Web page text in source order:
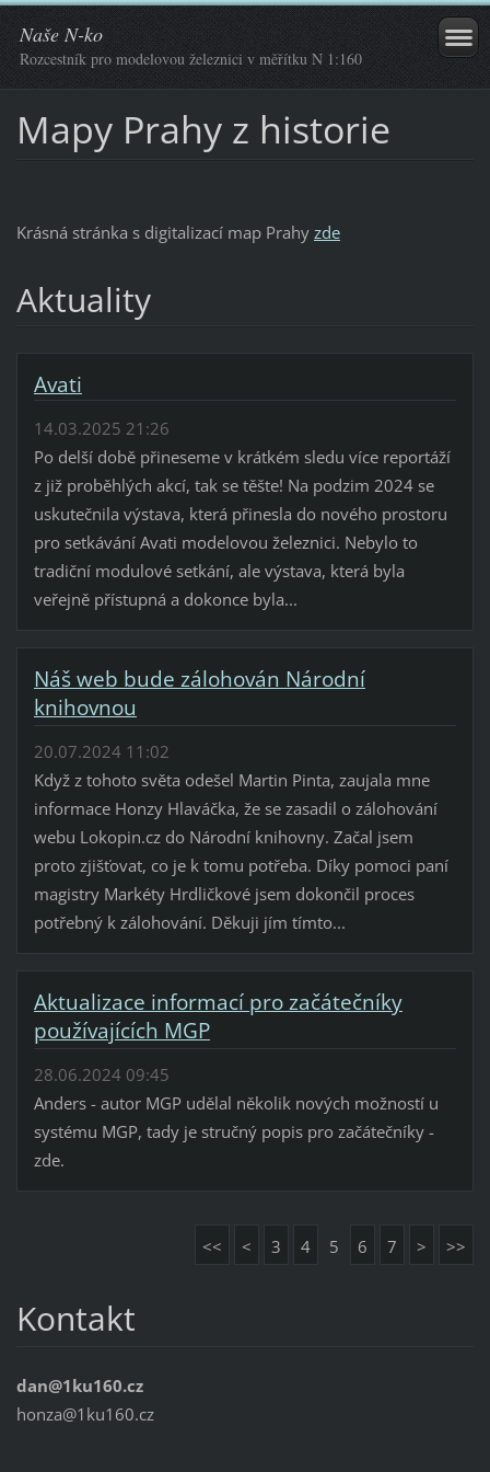
Naše N-ko
Rozcestník pro modelovou železnici v měřítku N 1:160
Mapy Prahy z historie
Krásná stránka s digitalizací map Prahy zde
Aktuality
Avati
14.03.2025 21:26
Po delší době přineseme v krátkém sledu více reportáží
z již proběhlých akcí, tak se těšte! Na podzim 2024 se
uskutečnila výstava, která přinesla do nového prostoru
pro setkávání Avati modelovou železnici. Nebylo to
tradiční modulové setkání, ale výstava, která byla
veřejně přístupná a dokonce byla...
Náš web bude zálohován Národní
knihovnou
20.07.2024 11:02
Když z tohoto světa odešel Martin Pinta, zaujala mne
informace Honzy Hlaváčka, že se zasadil o zálohování
webu Lokopin.cz do Národní knihovny. Začal jsem
proto zjišťovat, co je k tomu potřeba. Díky pomoci paní
magistry Markéty Hrdličkové jsem dokončil proces
potřebný k zálohování. Děkuji jím tímto...
Aktualizace informací pro začátečníky
používajících MGP
28.06.2024 09:45
Anders - autor MGP udělal několik nových možností u
systému MGP, tady je stručný popis pro začátečníky -
zde.
<< < 3 4 5 6 7 > >>
Kontakt
dan@1ku160.cz
honza@1ku160.cz